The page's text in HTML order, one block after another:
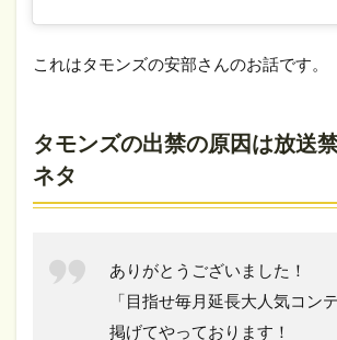
これはタモンズの安部さんのお話です。
タモンズの出禁の原因は放送
ネタ
ありがとうございました！
「目指せ毎月延長大人気コン
掲げてやっております！